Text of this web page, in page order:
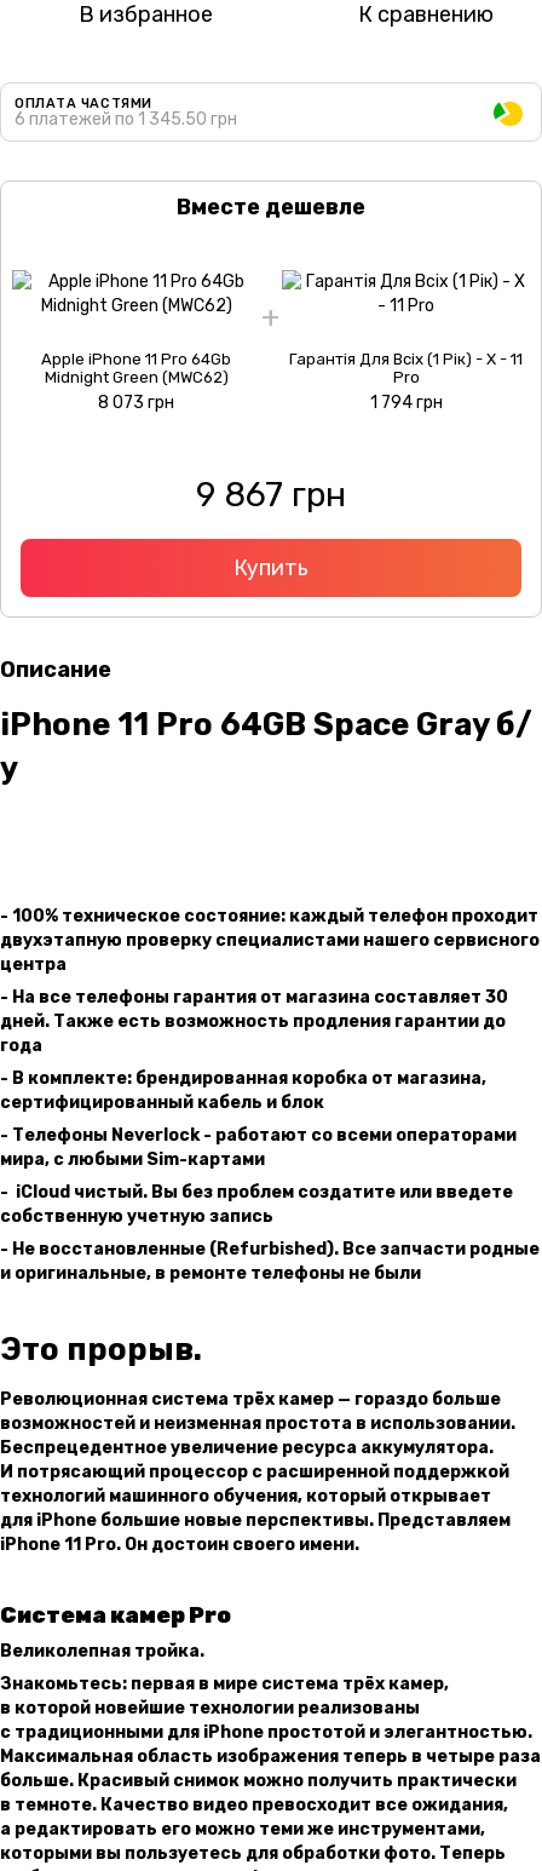
В избранное К сравнению
ОПЛАТА ЧАСТЯМИ
6 платежей по 1 345.50 грн
Вместе дешевле
Apple iPhone 11 Pro 64Gb
Midnight Green (MWC62)
8 073 грн
Гарантія Для Всіх (1 Рік) - X - 11
Pro
1 794 грн
9 867 грн
Купить
Описание
iPhone 11 Pro 64GB Space Gray б/
у
- 100% техническое состояние: каждый телефон проходит
двухэтапную проверку специалистами нашего сервисного
центра
- На все телефоны гарантия от магазина составляет 30
дней. Также есть возможность продления гарантии до
года
- В комплекте: брендированная коробка от магазина,
сертифицированный кабель и блок
- Телефоны Neverlock - работают со всеми операторами
мира, с любыми Sim-картами
- iCloud чистый. Вы без проблем создатите или введете
собственную учетную запись
- Не восcтановленные (Refurbished). Все запчасти родные
и оригинальные, в ремонте телефоны не были
Это прорыв.
Революционная система трёх камер — гораздо больше
возможностей и неизменная простота в использовании.
Беспрецедентное увеличение ресурса аккумулятора.
И потряса­ющий процессор с расши­ренной поддержкой
технологий машинного обучения, который открывает
для iPhone большие новые перспек­тивы. Представляем
iPhone 11 Pro. Он достоин своего имени.
Система камер Pro
Великолеп­ная тройка.
Знакомьтесь: первая в мире система трёх камер,
в которой новейшие технологии реализованы
с традиционными для iPhone простотой и элегантностью.
Максимальная область изображения теперь в четыре раза
больше. Красивый снимок можно получить практически
в темноте. Качество видео превосходит все ожидания,
а редактировать его можно теми же инструментами,
которыми вы пользуетесь для обработки фото. Теперь